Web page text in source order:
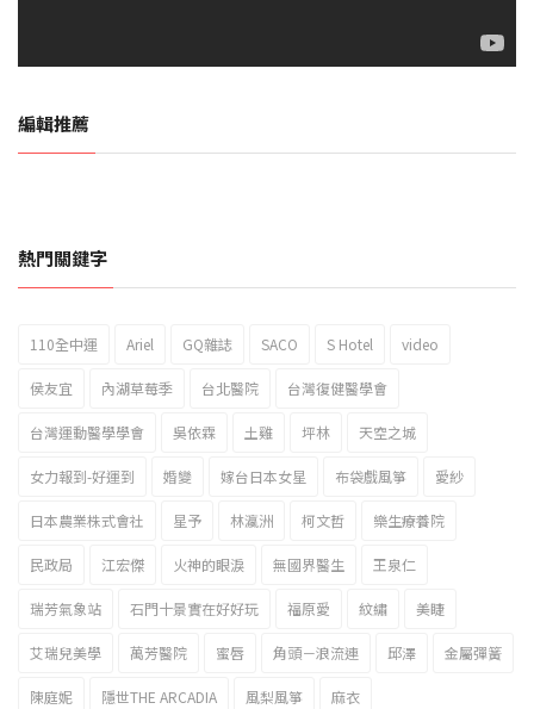
編輯推薦
2023新北市北海岸國際風箏節「風在石起」霸氣回歸
熱門關鍵字
110全中運 Ariel GQ雜誌 SACO S Hotel video
侯友宜 內湖草莓季 台北醫院 台灣復健醫學會
台灣運動醫學學會 吳依霖 土雞 坪林 天空之城
女力報到-好運到 婚變 嫁台日本女星 布袋戲風箏 愛紗
日本農業株式會社 星予 林瀛洲 柯文哲 樂生療養院
民政局 江宏傑 火神的眼淚 無國界醫生 王泉仁
瑞芳氣象站 石門十景實在好好玩 福原愛 紋繡 美睫
艾瑞兒美學 萬芳醫院 蜜唇 角頭－浪流連 邱澤 金屬彈簧
陳庭妮 隱世THE ARCADIA 風梨風箏 麻衣